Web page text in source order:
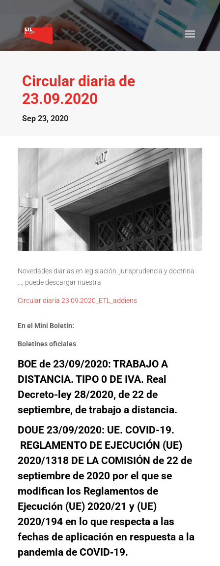
Circular diaria de
23.09.2020
Sep 23, 2020
Novedades diarias en legislación, jurisprudencia y doctrina:
…, puede descargar nuestra
Circular diaria 23.09.2020_ETL_addiens
En el Mini Boletín:
Boletines oficiales
BOE de 23/09/2020: TRABAJO A
DISTANCIA. TIPO 0 DE IVA. Real
Decreto-ley 28/2020, de 22 de
septiembre, de trabajo a distancia.
DOUE 23/09/2020: UE. COVID-19.
REGLAMENTO DE EJECUCIÓN (UE)
2020/1318 DE LA COMISIÓN de 22 de
septiembre de 2020 por el que se
modifican los Reglamentos de
Ejecución (UE) 2020/21 y (UE)
2020/194 en lo que respecta a las
fechas de aplicación en respuesta a la
pandemia de COVID‐19.